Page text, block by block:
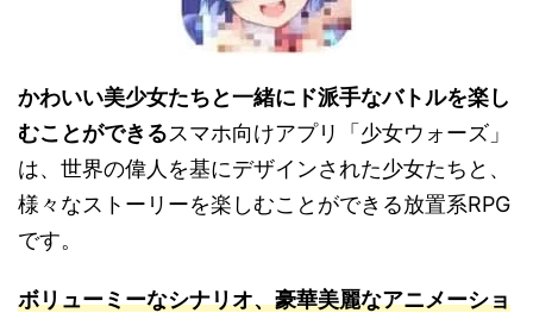
かわいい美少女たちと一緒にド派手なバトルを楽し
むことができるスマホ向けアプリ「少女ウォーズ」
は、世界の偉人を基にデザインされた少女たちと、
様々なストーリーを楽しむことができる放置系RPG
です。
ボリューミーなシナリオ、豪華美麗なアニメーショ